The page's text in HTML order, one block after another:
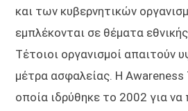
και των κυβερνητικών
εμπλέκονται σε θέματα
Τέτοιοι οργανισμοί απαιτούν
μέτρα ασφαλείας. Η Awareness
οποία ιδρύθηκε το 2002 για να